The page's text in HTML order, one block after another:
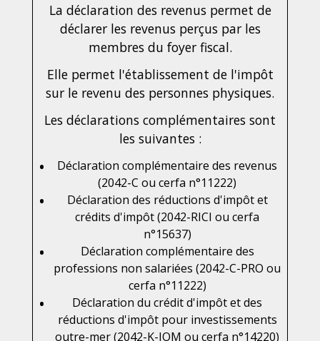
La déclaration des revenus permet de
déclarer les revenus perçus par les
membres du foyer fiscal.
Elle permet l'établissement de l'impôt
sur le revenu des personnes physiques.
Les déclarations complémentaires sont
les suivantes :
Déclaration complémentaire des revenus
(2042-C ou cerfa n°11222)
Déclaration des réductions d'impôt et
crédits d'impôt (2042-RICI ou cerfa
n°15637)
Déclaration complémentaire des
professions non salariées (2042-C-PRO ou
cerfa n°11222)
Déclaration du crédit d'impôt et des
réductions d'impôt pour investissements
outre-mer (2042-K-IOM ou cerfa n°14220)